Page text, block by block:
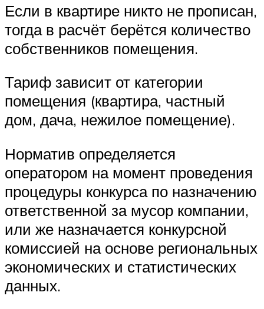
Если в квартире никто не прописан,
тогда в расчёт берётся количество
собственников помещения.
Тариф зависит от категории
помещения (квартира, частный
дом, дача, нежилое помещение).
Норматив определяется
оператором на момент проведения
процедуры конкурса по назначению
ответственной за мусор компании,
или же назначается конкурсной
комиссией на основе региональных
экономических и статистических
данных.